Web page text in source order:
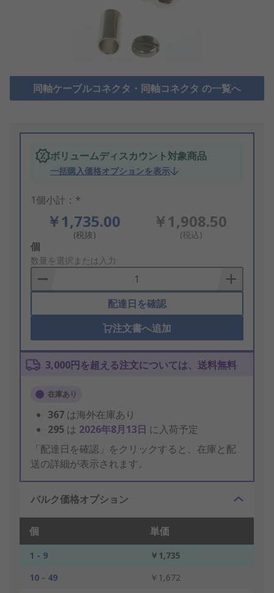
同軸ケーブルコネクタ・同軸コネクタ の一覧へ
ボリュームディスカウント対象商品
一括購入価格オプションを表示
1個小計：*
￥1,735.00
(税抜)
￥1,908.50
(税込)
Add
to
Basket
個
数量を選択または入力
配達日を確認
注文書へ追加
3,000円を超える注文については、送料無料
在庫あり
367 は海外在庫あり
295 は 2026年8月13日 に入荷予定
「配達日を確認」をクリックすると、在庫と配
送の詳細が表示されます。
バルク価格オプション
個 単価
1 - 9
￥1,735
10 - 49
￥1,672